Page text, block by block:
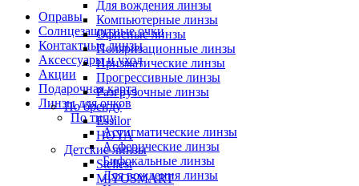
Оправы
Солнцезащитные очки
Контактные линзы
Аксессуары и уход
Акции
Подарочная карта
Линзы для очков
По типу
Астигматические линзы
Асферические линзы
Бифокальные линзы
Для вождения линзы
Для вождения линзы
Компьютерные линзы
Офисные линзы
Поляризационные линзы
Призматические линзы
Прогрессивные линзы
Разгрузочные линзы
По бренду
Essilor
HOYA
Детские линзы
Stellest
MiYOSMART